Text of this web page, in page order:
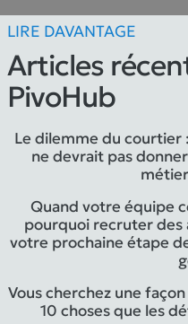
LIRE DAVANTAGE
Articles
PivoHub
Le dilemme du courtier
ne devrait pas
Quand votre équipe
pourquoi recruter des
votre prochaine étape
Vous cherchez une
10 choses que les